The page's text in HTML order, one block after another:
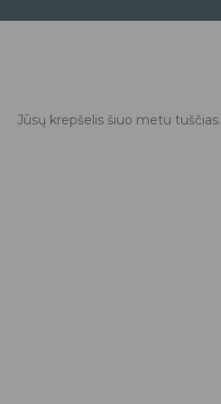
Jūsų krepšelis šiuo metu tuščias.